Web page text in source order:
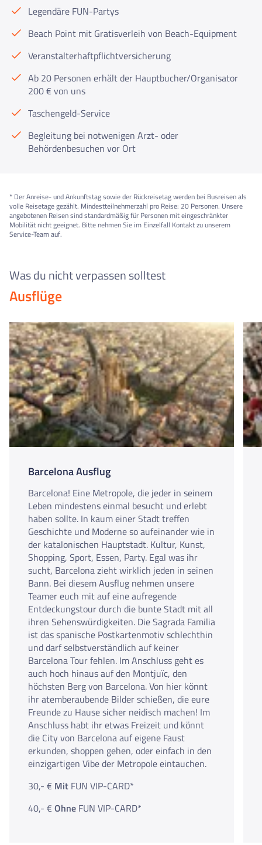
Legendäre FUN-Partys
Beach Point mit Gratisverleih von Beach-Equipment
Veranstalterhaftpflichtversicherung
Ab 20 Personen erhält der Hauptbucher/Organisator
200 € von uns
Taschengeld-Service
Begleitung bei notwenigen Arzt- oder
Behördenbesuchen vor Ort
* Der Anreise- und Ankunftstag sowie der Rückreisetag werden bei Busreisen als
volle Reisetage gezählt. Mindestteilnehmerzahl pro Reise: 20 Personen. Unsere
angebotenen Reisen sind standardmäßig für Personen mit eingeschränkter
Mobilität nicht geeignet. Bitte nehmen Sie im Einzelfall Kontakt zu unserem
Service-Team auf.
Was du nicht verpassen solltest
Ausflüge
Barcelona Ausflug
Barcelona! Eine Metropole, die jeder in seinem
Leben mindestens einmal besucht und erlebt
haben sollte. In kaum einer Stadt treffen
Geschichte und Moderne so aufeinander wie in
der katalonischen Hauptstadt. Kultur, Kunst,
Shopping, Sport, Essen, Party. Egal was ihr
sucht, Barcelona zieht wirklich jeden in seinen
Bann. Bei diesem Ausflug nehmen unsere
Teamer euch mit auf eine aufregende
Entdeckungstour durch die bunte Stadt mit all
ihren Sehenswürdigkeiten. Die Sagrada Familia
ist das spanische Postkartenmotiv schlechthin
und darf selbstverständlich auf keiner
Barcelona Tour fehlen. Im Anschluss geht es
auch hoch hinaus auf den Montjuïc, den
höchsten Berg von Barcelona. Von hier könnt
ihr atemberaubende Bilder schießen, die eure
Freunde zu Hause sicher neidisch machen! Im
Anschluss habt ihr etwas Freizeit und könnt
die City von Barcelona auf eigene Faust
erkunden, shoppen gehen, oder einfach in den
einzigartigen Vibe der Metropole eintauchen.
30,- € Mit FUN VIP-CARD*
40,- €Ohne FUN VIP-CARD*